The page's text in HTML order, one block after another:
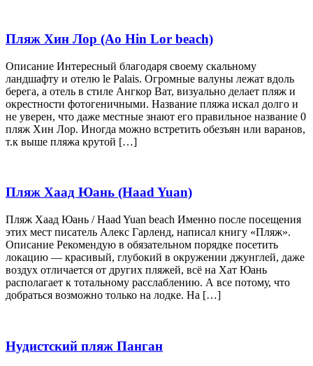
Пляж Хин Лор (Ao Hin Lor beach)
Описание Интересный благодаря своему скальному
ландшафту и отелю le Palais. Огромные валуны лежат вдоль
берега, а отель в стиле Ангкор Ват, визуально делает пляж и
окрестности фотогеничными. Название пляжа искал долго и
не уверен, что даже местные знают его правильное название 0
пляж Хин Лор. Иногда можно встретить обезъян или варанов,
т.к выше пляжа крутой […]
Пляж Хаад Юань (Haad Yuan)
Пляж Хаад Юань / Haad Yuan beach Именно после посещения
этих мест писатель Алекс Гарленд, написал книгу «Пляж».
Описание Рекомендую в обязательном порядке посетить
локацию — красивый, глубокий в окружении джунглей, даже
воздух отличается от других пляжей, всё на Хат Юань
располагает к тотальному расслаблению. А все потому, что
добраться возможно только на лодке. На […]
Нудистский пляж Панган